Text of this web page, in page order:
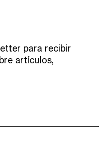
para recibir
artículos,